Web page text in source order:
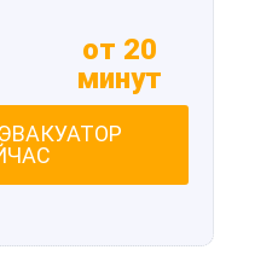
от 20
минут